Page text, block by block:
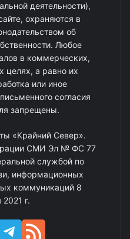
деятельности),
охраняются в
об
Любое
в коммерческих,
целях, а равно их
или иное
согласия
запрещены.
«Крайний Север».
СМИ Эл № ФС 77
службой по
информационных
коммуникаций 8
г.